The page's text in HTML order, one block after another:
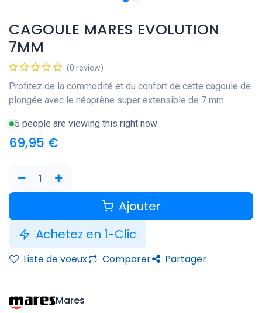
CAGOULE MARES EVOLUTION
7MM
(0 review)
Profitez de la commodité et du confort de cette cagoule de
plongée avec le néoprène super extensible de 7 mm.
5 people are viewing this right now
69,95 €
Ajouter
Achetez en 1-Clic
Liste de voeux Comparer Partager
Mares